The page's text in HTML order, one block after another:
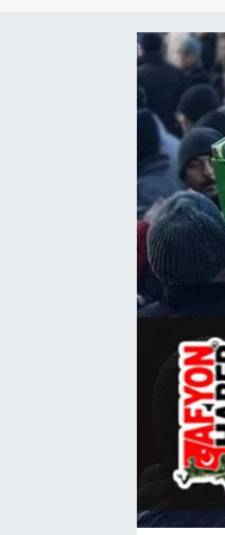
Magazin
Etkinlikler